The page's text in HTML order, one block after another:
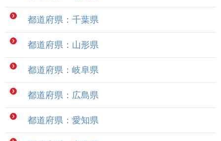
都道府県：千葉県
都道府県：山形県
都道府県：岐阜県
都道府県：広島県
都道府県：愛知県